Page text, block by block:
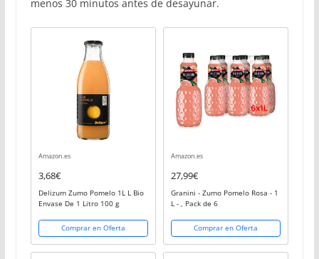
menos 30 minutos antes de desayunar.
Amazon.es
3,68€
Delizum Zumo Pomelo 1L L Bio
Envase De 1 Litro 100 g
Comprar en Oferta
Amazon.es
27,99€
Granini - Zumo Pomelo Rosa - 1
L - , Pack de 6
Comprar en Oferta